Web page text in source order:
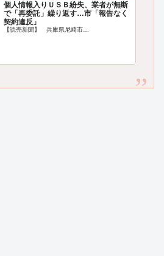
個人情報入りＵＳＢ紛失、業者が無断
で「再委託」繰り返す…市「報告なく
契約違反」
【読売新聞】 兵庫県尼崎市…